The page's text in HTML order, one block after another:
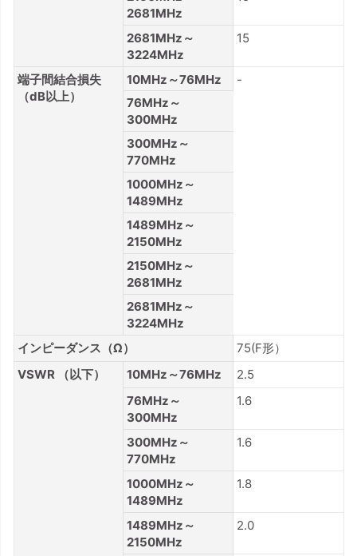
2681MHz
2681MHz～
3224MHz
15
端子間結合損失
（dB以上）
10MHz～76MHz
-
76MHz～
300MHz
300MHz～
770MHz
1000MHz～
1489MHz
1489MHz～
2150MHz
2150MHz～
2681MHz
2681MHz～
3224MHz
インピーダンス（Ω）
75(F形）
VSWR （以下）
10MHz～76MHz
2.5
76MHz～
300MHz
1.6
300MHz～
770MHz
1.6
1000MHz～
1489MHz
1.8
1489MHz～
2150MHz
2.0